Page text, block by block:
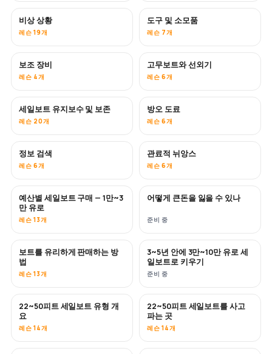
비상 상황
레슨 19개
도구 및 소모품
레슨 7개
보조 장비
레슨 4개
고무보트와 선외기
레슨 6개
세일보트 유지보수 및 보존
레슨 20개
곧 공개
방오 도료
레슨 6개
정보 검색
레슨 6개
관료적 뉘앙스
레슨 6개
곧 공개
예산별 세일보트 구매 — 1만~3
만 유로
레슨 13개
곧 공개
어떻게 큰돈을 잃을 수 있나
준비 중
신규
보트를 유리하게 판매하는 방
법
레슨 13개
신규
3~5년 안에 3만~10만 유로 세
일보트로 키우기
준비 중
곧 공개
22~50피트 세일보트 유형 개
요
레슨 14개
곧 공개
22~50피트 세일보트를 사고
파는 곳
레슨 14개